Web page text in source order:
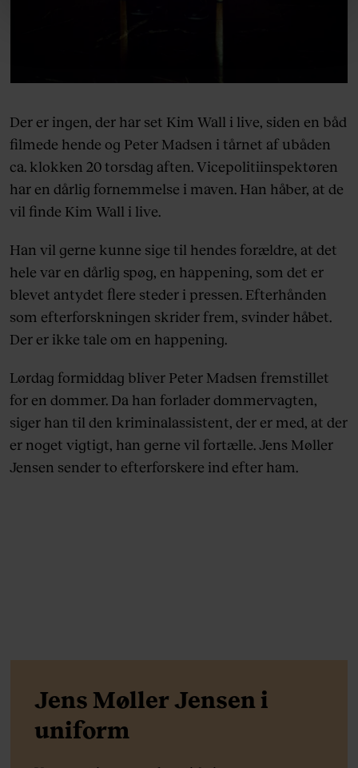
Der er ingen, der har set Kim Wall i live, siden en båd
filmede hende og Peter Madsen i tårnet af ubåden
ca. klokken 20 torsdag aften. Vicepolitiinspektøren
har en dårlig fornemmelse i maven. Han håber, at de
vil finde Kim Wall i live.
Han vil gerne kunne sige til hendes forældre, at det
hele var en dårlig spøg, en happening, som det er
blevet antydet flere steder i pressen. Efterhånden
som efterforskningen skrider frem, svinder håbet.
Der er ikke tale om en happening.
Lørdag formiddag bliver Peter Madsen fremstillet
for en dommer. Da han forlader dommervagten,
siger han til den kriminalassistent, der er med, at der
er noget vigtigt, han gerne vil fortælle. Jens Møller
Jensen sender to efterforskere ind efter ham.
Jens Møller Jensen i
uniform